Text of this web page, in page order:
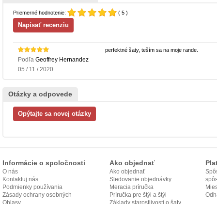
Priemerné hodnotenie: ( 5 )
Podľa Geoffrey Hernandez
05 / 11 / 2020
perfektné šaty, teším sa na moje rande.
Otázky a odpovede
Informácie o spoločnosti
O nás
Kontaktuj nás
Podmienky používania
Zásady ochrany osobných
údajov
Ohlasy
Ako objednať
Ako objednať
Sledovanie objednávky
Meracia príručka
Príručka pre štýl a štýl
Základy starostlivosti o šaty